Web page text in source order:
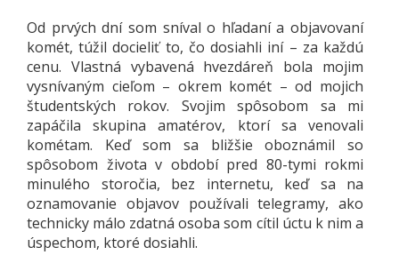
Od prvých dní som sníval o hľadaní a objavovaní
komét, túžil docieliť to, čo dosiahli iní – za každú
cenu. Vlastná vybavená hvezdáreň bola mojim
vysnívaným cieľom – okrem komét – od mojich
študentských rokov. Svojim spôsobom sa mi
zapáčila skupina amatérov, ktorí sa venovali
kométam. Keď som sa bližšie oboznámil so
spôsobom života v období pred 80-tymi rokmi
minulého storočia, bez internetu, keď sa na
oznamovanie objavov používali telegramy, ako
technicky málo zdatná osoba som cítil úctu k nim a
úspechom, ktoré dosiahli.